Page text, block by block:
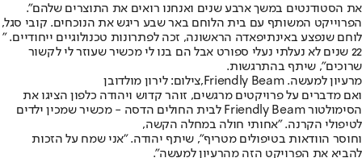
את הסטודנטים במשך ארבע שנים ואנחנו רואים את התוצרים שלהם".
הפרוייקט המשותף עם בית הלוחם באר שבע ריגש את הנוכחים. קובי סגל,
לוחם שנפצע באינתיפאדה הראשונה, זכה לפתרונות טכנולוגיים ייחודיים. "
22 שנים לא נעלתי נעלי ספורט אבל הם בנו לי מכשיר שעוזר לי לקשור
שרוכים", שיתף בהתרגשות.
מרעיון למעשה. Friendly Beam,צילום: לירון מולדובן
ואם מדברים על פרויקטים מרגשים, זוהר קדוש ויהודה כלפון הציגו את
הסימולטור Friendly Beam לבית החולים הדסה - מכשיר שמכין ילדים
לטיפולי הקרנה. "אחותי חולה במחלה הקשה,
וחוסר הוודאות בטיפולים מטריף", שיתף יהודה. "אני שמח על הזכות
להביא את הפרויקט הזה מהרעיון למעשה".